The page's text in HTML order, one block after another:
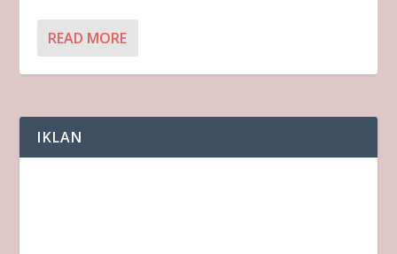
READ MORE
IKLAN